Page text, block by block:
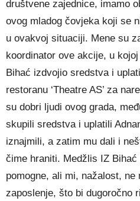
društvene zajednice, imamo
ovog mladog čovjeka koji se
u ovakvoj situaciji. Mene su
koordinator ove akcije, u
Bihać izdvojio sredstva i
restoranu ‘Theatre AS’ za
su dobri ljudi ovog grada,
skupili sredstva i uplatili
iznajmili, a zatim mu dali i
čime hraniti. Medžlis IZ
pomogne, ali mi, nažalost, ne
zaposlenje, što bi dugoročno